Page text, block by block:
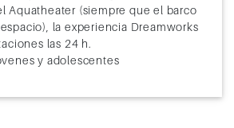
Aquatheater (siempre que el barco
la experiencia Dreamworks
las 24 h.
y adolescentes